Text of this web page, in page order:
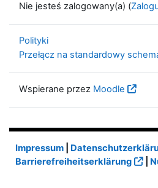
Nie jesteś zalogowany(a) (
Polityki
Przełącz na standardowy
Wspierane przez Moodle
Impressum
Barrierefreiheitserklärung